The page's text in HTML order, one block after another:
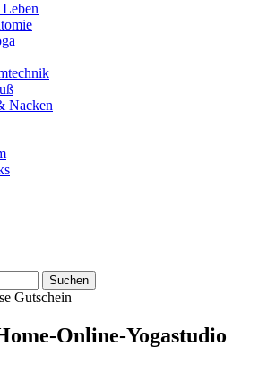
Nacken
Online-Yogastudio